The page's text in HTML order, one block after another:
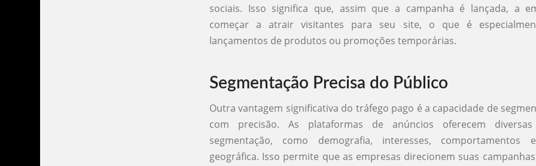
sociais. Isso significa que, assim que a campanha é lançada, a
começar a atrair visitantes para seu site, o que é
lançamentos de produtos ou promoções temporárias.
Segmentação Precisa do Público
Outra vantagem significativa do tráfego pago é a capacidade de
com precisão. As plataformas de anúncios oferecem
segmentação, como demografia, interesses, comportamentos
geográfica. Isso permite que as empresas direcionem suas